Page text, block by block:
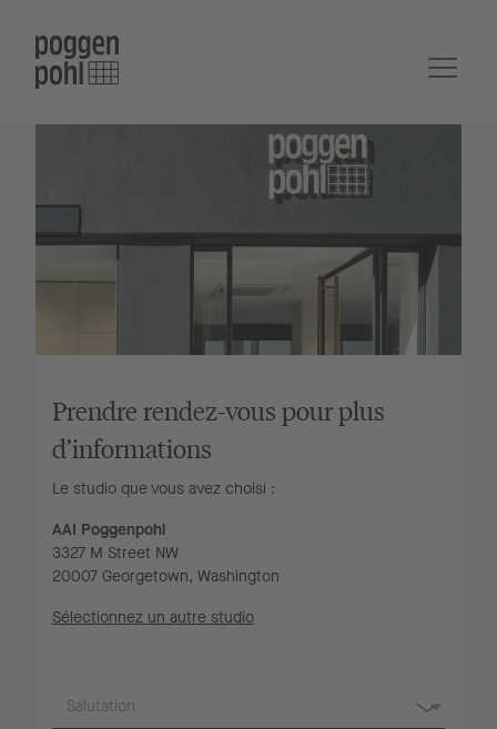
Prendre rendez-vous pour plus
d’informations
Le studio que vous avez choisi :
AAI Poggenpohl
3327 M Street NW
20007 Georgetown, Washington
Sélectionnez un autre studio